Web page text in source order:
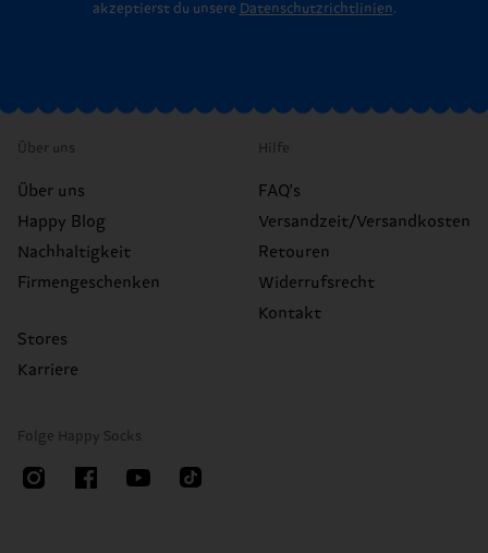
akzeptierst du unsere Datenschutzrichtlinien.
Über uns
Über uns
Happy Blog
Nachhaltigkeit
Firmengeschenken
Stores
Karriere
Hilfe
FAQ's
Versandzeit/Versandkosten
Retouren
Widerrufsrecht
Kontakt
Folge Happy Socks